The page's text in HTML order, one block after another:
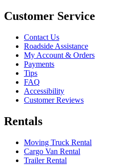
Customer Service
Contact Us
Roadside Assistance
My Account & Orders
Payments
Tips
FAQ
Accessibility
Customer Reviews
Rentals
Moving Truck Rental
Cargo Van Rental
Trailer Rental